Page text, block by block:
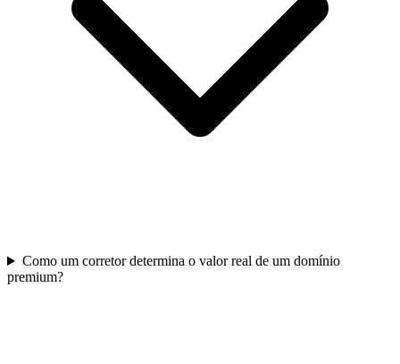
Como um corretor determina o valor real de um domínio
premium?